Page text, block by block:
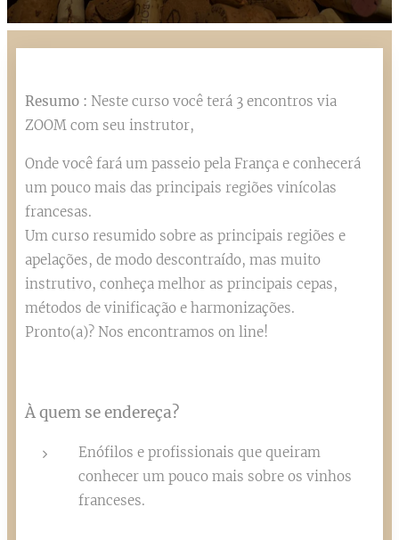
Resumo : Neste curso você terá 3 encontros via
ZOOM com seu instrutor,
Onde você fará um passeio pela França e conhecerá
um pouco mais das principais regiões vinícolas
francesas.
Um curso resumido sobre as principais regiões e
apelações, de modo descontraído, mas muito
instrutivo, conheça melhor as principais cepas,
métodos de vinificação e harmonizações.
Pronto(a)? Nos encontramos on line!
À quem se endereça?
Enófilos e profissionais que queiram
conhecer um pouco mais sobre os vinhos
franceses.